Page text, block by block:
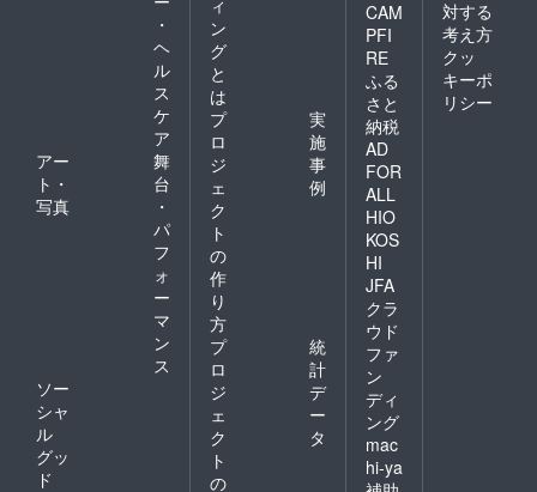
・
ヘ
ル
ス
ケ
ア
アー
ト・
写真
舞
台
・
パ
フ
ォ
ー
マ
ン
ス
ソー
シャ
ル
グッ
ド
ン
グ
と
は
プ
ロ
ジ
ェ
ク
ト
の
作
り
方
実
施
事
例
プ
ロ
ジ
ェ
ク
ト
の
統
計
デ
ー
タ
CAM
PFI
RE
ふる
さと
納税
AD
FOR
ALL
HIO
KOS
HI
JFA
クラ
ウド
ファ
ン
ディ
ング
mac
hi-ya
対する
考え方
クッ
キーポ
リシー